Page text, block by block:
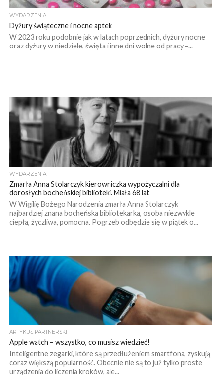
WYDARZENIA
Dyżury świąteczne i nocne aptek
W 2023 roku podobnie jak w latach poprzednich, dyżury nocne
oraz dyżury w niedziele, święta i inne dni wolne od pracy –...
WYDARZENIA
Zmarła Anna Stolarczyk kierowniczka wypożyczalni dla
dorosłych bocheńskiej biblioteki. Miała 68 lat
W Wigilię Bożego Narodzenia zmarła Anna Stolarczyk
najbardziej znana bocheńska bibliotekarka, osoba niezwykle
ciepła, życzliwa, pomocna. Pogrzeb odbędzie się w piątek o...
ARTYKUŁ PARTNERSKI
Apple watch – wszystko, co musisz wiedzieć!
Inteligentne zegarki, które są przedłużeniem smartfona, zyskują
coraz większą popularność. Obecnie nie są to już tylko proste
urządzenia do liczenia kroków, ale...